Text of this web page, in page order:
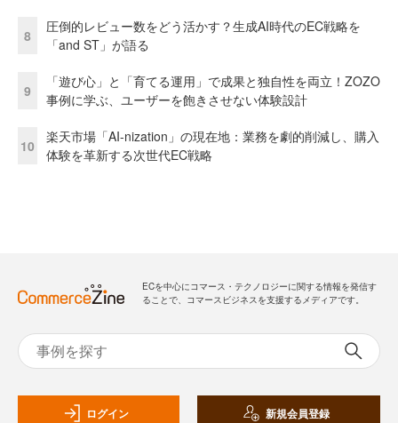
8
圧倒的レビュー数をどう活かす？生成AI時代のEC戦略を
「and ST」が語る
9
「遊び心」と「育てる運用」で成果と独自性を両立！ZOZO
事例に学ぶ、ユーザーを飽きさせない体験設計
10
楽天市場「AI-nization」の現在地：業務を劇的削減し、購入
体験を革新する次世代EC戦略
ECを中心にコマース・テクノロジーに関する情報を発信す
ることで、コマースビジネスを支援するメディアです。
ログイン 新規会員登録